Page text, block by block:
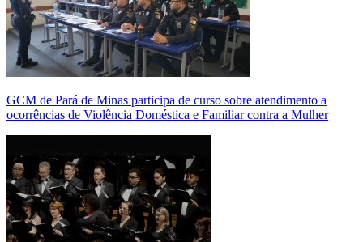
GCM de Pará de Minas participa de curso sobre atendimento a
ocorrências de Violência Doméstica e Familiar contra a Mulher